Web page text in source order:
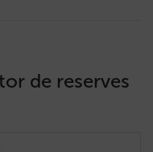
de reserves